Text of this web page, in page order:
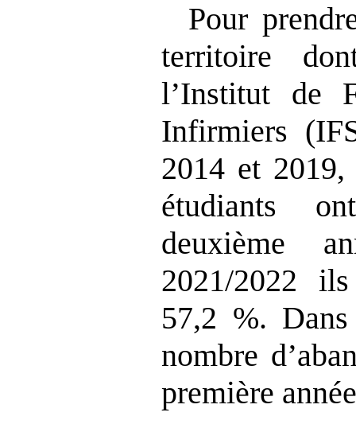
Pour
territoire
l’Institut de
Infirmiers
2014 et
étudiants
deuxième
2021/2022
57,2 %.
nombre
première